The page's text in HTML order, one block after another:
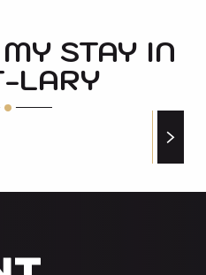
STAY IN
LARY